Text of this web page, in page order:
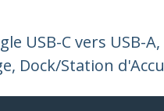
USB-C vers USB-
Dock/Station